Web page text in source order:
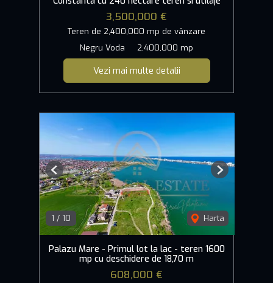
3,500,000 €
Teren de 2,400,000 mp de vânzare
Negru Voda
2,400,000 mp
Vezi mai multe detalii
1 / 10 Harta
Previous Next
Palazu Mare - Primul lot la lac - teren 1600
mp cu deschidere de 18,70 m
608,000 €